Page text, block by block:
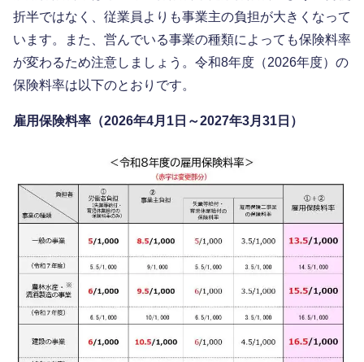
折半ではなく、従業員よりも事業主の負担が大きくなって
います。また、営んでいる事業の種類によっても保険料率
が変わるため注意しましょう。令和8年度（2026年度）の
保険料率は以下のとおりです。
雇用保険料率（2026年4月1日～2027年3月31日）